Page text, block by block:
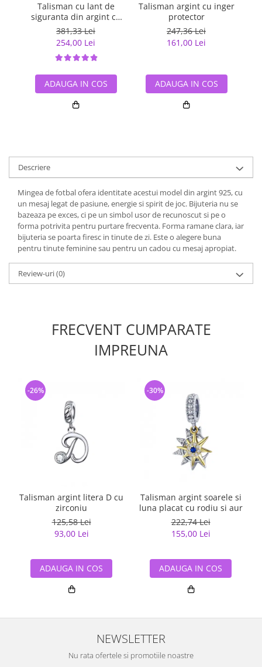
Talisman cu lant de
siguranta din argint cu
inimioara placat cu rodiu
381,33 Lei
254,00 Lei
ADAUGA IN COS
Talisman argint cu inger
protector
247,36 Lei
161,00 Lei
ADAUGA IN COS
Descriere
Mingea de fotbal ofera identitate acestui model din argint 925, cu
un mesaj legat de pasiune, energie si spirit de joc. Bijuteria nu se
bazeaza pe exces, ci pe un simbol usor de recunoscut si pe o
forma potrivita pentru purtare frecventa. Forma ramane clara, iar
bijuteria se poarta firesc in tinute de zi. Este o alegere buna
pentru tinute feminine sau pentru un cadou cu mesaj apropiat.
Review-uri(0)
FRECVENT CUMPARATE
IMPREUNA
Talisman argint litera D cu
zirconiu
125,58 Lei
93,00 Lei
-26%
ADAUGA IN COS
Talisman argint soarele si
luna placat cu rodiu si aur
222,74 Lei
155,00 Lei
-30%
ADAUGA IN COS
NEWSLETTER
Nu rata ofertele si promotiile noastre